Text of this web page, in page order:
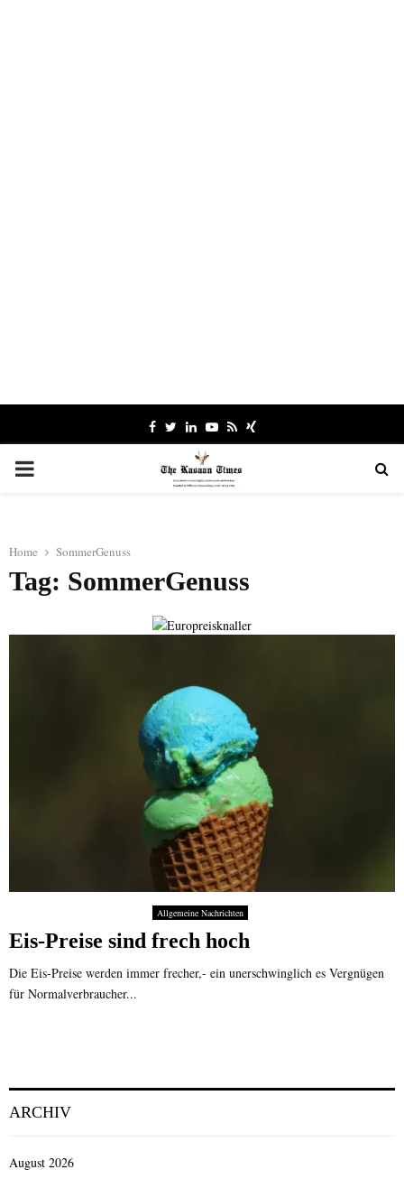
Facebook
TwitterLinkedinYoutube
RssXing
PRIMARY
Home SommerGenuss
Tag: SommerGenuss
Allgemeine Nachrichten
Eis-Preise sind frech hoch
Die Eis-Preise werden immer frecher,- ein unerschwinglich es Vergnügen
für Normalverbraucher...
ARCHIV
August 2026